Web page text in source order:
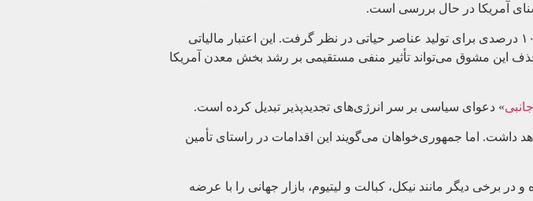
قانون “کاهش تورم” که در سال ۲۰۲۲ توسط جو بایدن، رئیس‌جمهور پیشین تصویب شد، اعتبار مالیاتی ۱۰ درصدی برای تولید عناصر حیاتی در نظر گرفت. این اعتبار مالیاتی
این مشوق می‌تواند تأثیر منفی مستقیمی بر رشد بخش معدن آمریکا
» دعوای سیاسی بر سر انرژی‌های تجدیدپذیر تبدیل کرده است.
اما جمهوری‌خواهان می‌گویند این اقدامات در راستای تأمین
برخی دیگر مانند نیکل، کبالت و لیتیوم، بازار جهانی را با عرضه